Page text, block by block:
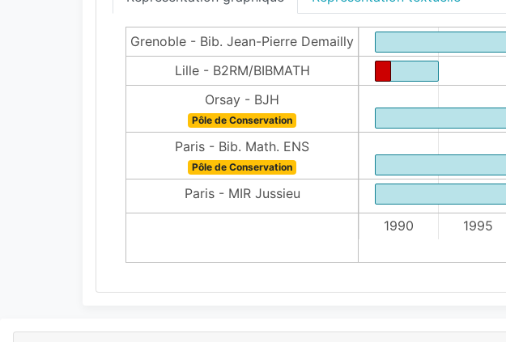
Grenoble - Bib. Jean-Pierre Demailly
Lille - B2RM/BIBMATH
Orsay - BJH
Pôle de Conservation
Paris - Bib. Math. ENS
Pôle de Conservation
Paris - MIR Jussieu
1990
1995